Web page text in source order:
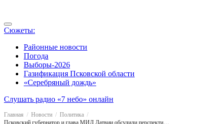
Сюжеты:
Районные новости
Погода
Выборы-2026
Газификация Псковской области
«Серебряный дождь»
Слушать радио «7 небо» онлайн
Главная Новости
Политика
Псковский губернатор и глава МИД Латвии обсудили перспективы сотрудничества